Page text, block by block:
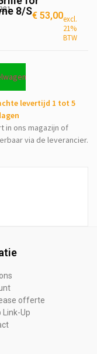
8/S€ 53,00excl.
21%
BTW
levertijd 1 tot 5
in ons magazijn of
via de leverancier.
offerte
Link-Up